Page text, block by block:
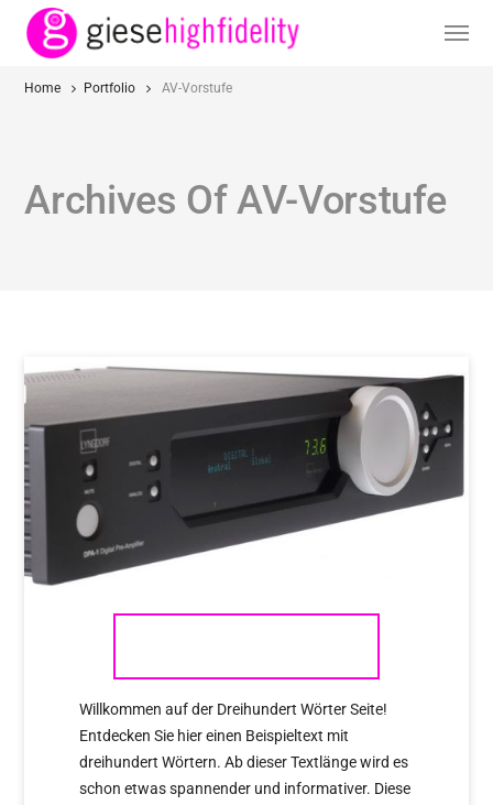
Home Portfolio AV-Vorstufe
Archives Of AV-Vorstufe
Willkommen auf der Dreihundert Wörter Seite!
Entdecken Sie hier einen Beispieltext mit
dreihundert Wörtern. Ab dieser Textlänge wird es
schon etwas spannender und informativer. Diese